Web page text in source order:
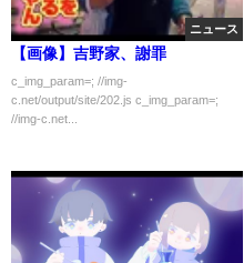
ニュース
【画像】吉野家、謝罪
c_img_param=; //img-
c.net/output/site/202.js c_img_param=;
//img-c.net...